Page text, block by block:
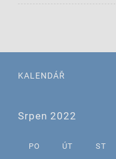
KALENDÁŘ
Srpen 2022
PO ÚT ST